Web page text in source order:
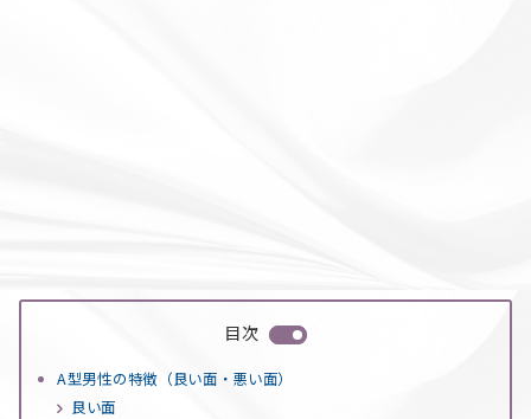
目次
A型男性の特徴（良い面・悪い面）
良い面